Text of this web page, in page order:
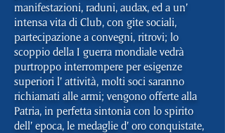
manifestazioni, raduni, audax, ed a un’
intensa vita di Club, con gite sociali,
partecipazione a convegni, ritrovi; lo
scoppio della I guerra mondiale vedrà
purtroppo interrompere per esigenze
superiori l’ attività, molti soci saranno
richiamati alle armi; vengono offerte alla
Patria, in perfetta sintonia con lo spirito
dell’ epoca, le medaglie d’ oro conquistate,